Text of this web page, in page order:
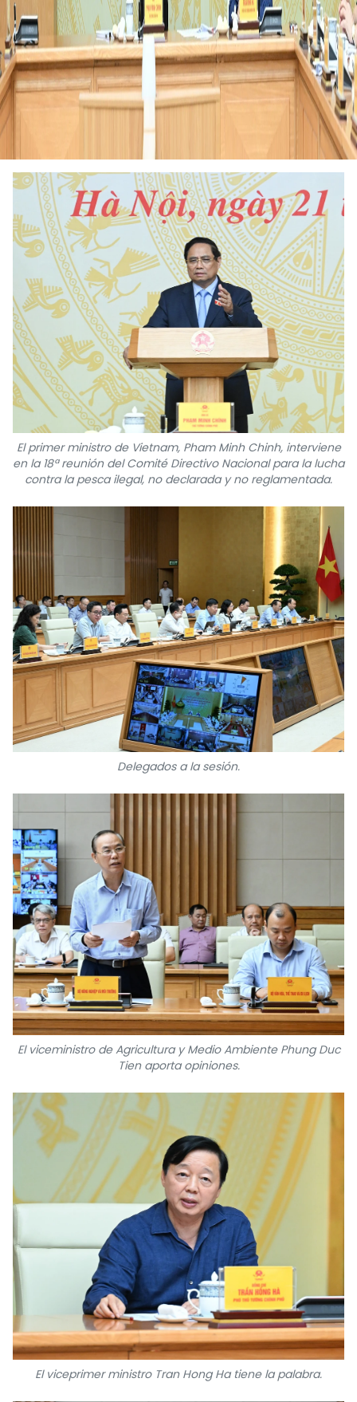
El primer ministro de Vietnam, Pham Minh Chinh, interviene
en la 18ª reunión del Comité Directivo Nacional para la lucha
contra la pesca ilegal, no declarada y no reglamentada.
Delegados a la sesión.
El viceministro de Agricultura y Medio Ambiente Phung Duc
Tien aporta opiniones.
El viceprimer ministro Tran Hong Ha tiene la palabra.